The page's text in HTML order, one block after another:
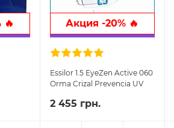
Акция -20% 🔥
Essilor 1.5 EyeZen Active 060
Orma Crizal Prevencia UV
2 455 грн.